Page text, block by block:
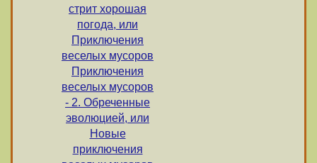
стрит хорошая
погода, или
Приключения
веселых мусоров
Приключения
веселых мусоров
- 2. Обреченные
эволюцией, или
Новые
приключения